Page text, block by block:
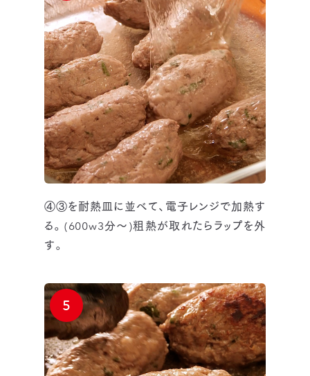
④③を耐熱皿に並べて、電子レンジで加熱す
る。(600w3分～)粗熱が取れたらラップを外
す。
5